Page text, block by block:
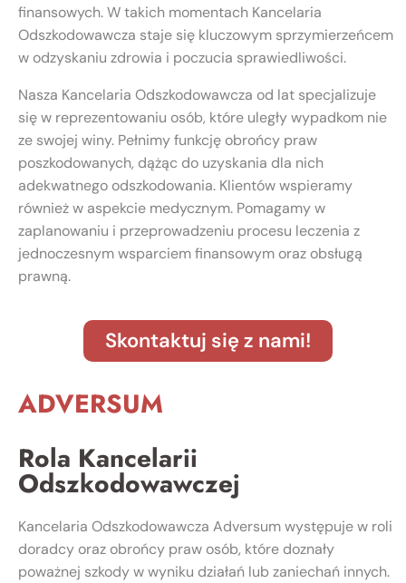
finansowych. W takich momentach Kancelaria
Odszkodowawcza staje się kluczowym sprzymierzeńcem
w odzyskaniu zdrowia i poczucia sprawiedliwości.
Nasza Kancelaria Odszkodowawcza od lat specjalizuje
się w reprezentowaniu osób, które uległy wypadkom nie
ze swojej winy. Pełnimy funkcję obrońcy praw
poszkodowanych, dążąc do uzyskania dla nich
adekwatnego odszkodowania. Klientów wspieramy
również w aspekcie medycznym. Pomagamy w
zaplanowaniu i przeprowadzeniu procesu leczenia z
jednoczesnym wsparciem finansowym oraz obsługą
prawną.
Skontaktuj się z nami!
ADVERSUM
Rola Kancelarii
Odszkodowawczej
Kancelaria Odszkodowawcza Adversum występuje w roli
doradcy oraz obrońcy praw osób, które doznały
poważnej szkody w wyniku działań lub zaniechań innych.